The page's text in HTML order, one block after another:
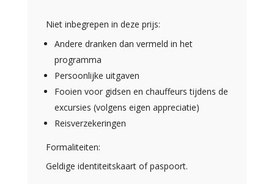
Niet inbegrepen in deze prijs:
Andere dranken dan vermeld in het
programma
Persoonlijke uitgaven
Fooien voor gidsen en chauffeurs tijdens de
excursies (volgens eigen appreciatie)
Reisverzekeringen
Formaliteiten:
Geldige identiteitskaart of paspoort.